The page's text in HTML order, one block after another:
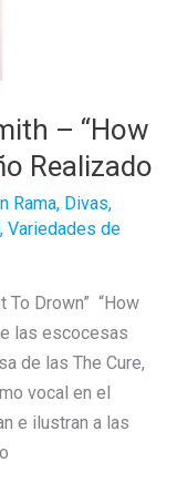
– “How
Realizado
Rama, Divas,
, Variedades de
To Drown” “How
las escocesas
de las The Cure,
vocal en el
e ilustran a las